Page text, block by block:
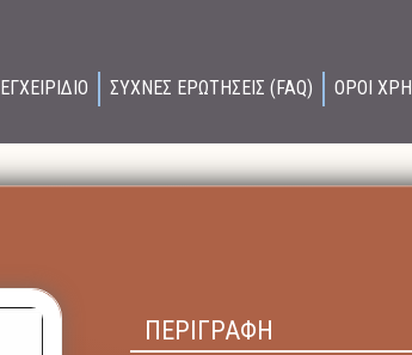
ΕΓΧΕΙΡΙΔΙΟ ΣΥΧΝΕΣ ΕΡΩΤΗΣΕΙΣ (FAQ) ΟΡΟΙ
ΠΕΡΙΓΡΑΦΗ